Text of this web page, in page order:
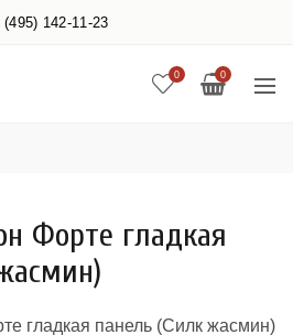
(495) 142-11-23
0 0
Форте гладкая